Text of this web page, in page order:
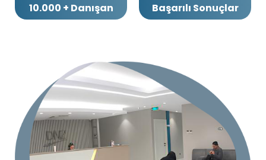
10.000 + Danışan Başarılı Sonuçlar